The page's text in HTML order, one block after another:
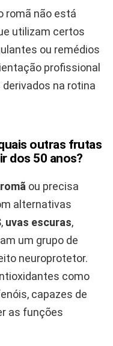
romã não está
utilizam certos
ou remédios
profissional
na rotina
outras frutas
dos 50 anos?
romã ou precisa
alternativas
, uvas escuras,
um grupo de
neuroprotetor.
como
capazes de
as funções